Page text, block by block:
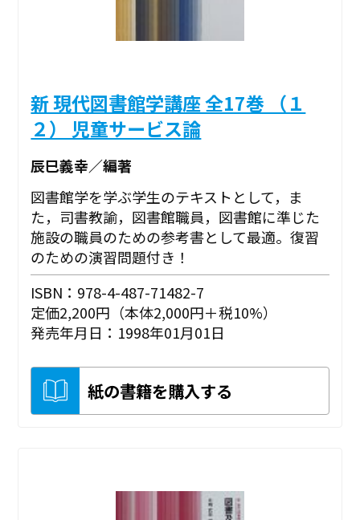
新 現代図書館学講座 全17巻 （１
２） 児童サービス論
辰巳義幸／編著
図書館学を学ぶ学生のテキストとして，ま
た，司書教諭，図書館職員，図書館に準じた
施設の職員のための参考書として最適。復習
のための演習問題付き！
ISBN：978-4-487-71482-7
定価2,200円（本体2,000円＋税10%）
発売年月日：1998年01月01日
紙の書籍を購入する